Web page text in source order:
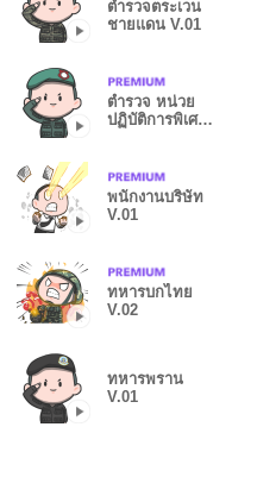
ตำรวจตระเวน
ชายแดน V.01
ตำรวจ หน่วย
ปฏิบัติการพิเศษ
พนักงานบริษัท
V.01
ทหารบกไทย
V.02
ทหารพราน
V.01